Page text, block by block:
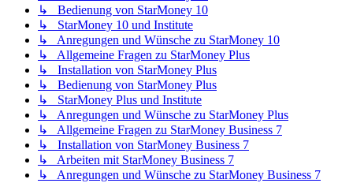
↳ Bedienung von StarMoney 10
↳ StarMoney 10 und Institute
↳ Anregungen und Wünsche zu StarMoney 10
↳ Allgemeine Fragen zu StarMoney Plus
↳ Installation von StarMoney Plus
↳ Bedienung von StarMoney Plus
↳ StarMoney Plus und Institute
↳ Anregungen und Wünsche zu StarMoney Plus
↳ Allgemeine Fragen zu StarMoney Business 7
↳ Installation von StarMoney Business 7
↳ Arbeiten mit StarMoney Business 7
↳ Anregungen und Wünsche zu StarMoney Business 7